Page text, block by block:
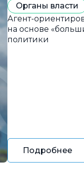
Органы власти
Агент-
на основе
политики
Подробнее